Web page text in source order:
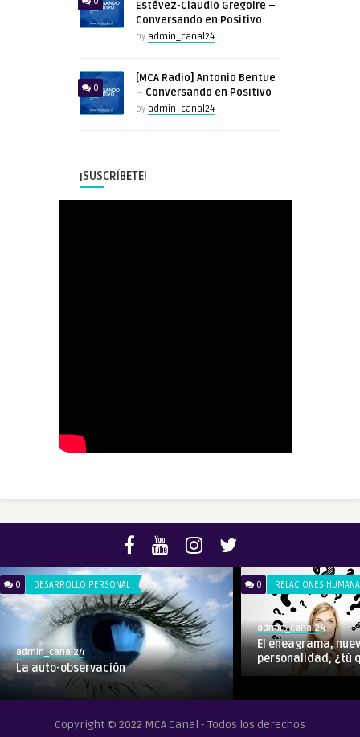
Estévez-Claudio Gregoire –
Conversando en Positivo
by admin_canal24
0
[MCA Radio] Antonio Bentue
– Conversando en Positivo
by admin_canal24
¡SUSCRÍBETE!
0 DESARROLLO PERSONAL
admin_canal24
La auto-observación
0 RELACIONES
admin_canal24
El eneagrama,
personalidad, ¿tú
Copyright © 2022 MCA Canal - Todos los derechos